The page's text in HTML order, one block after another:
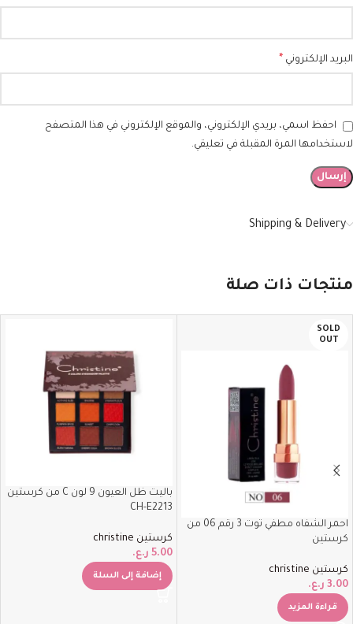
البريد الإلكتروني *
احفظ اسمي، بريدي الإلكتروني، والموقع الإلكتروني في هذا المتصفح
لاستخدامها المرة المقبلة في تعليقي.
Shipping & Delivery
منتجات ذات صلة
SOLD
OUT
احمر الشفاه مطفي توت 3 رقم 06 من
كرستين
كرستين christine
3.00 ر.ع.
قراءة المزيد
باليت ظل العيون 9 لون C من كرستين
CH-E2213
كرستين christine
5.00 ر.ع.
إضافة إلى السلة